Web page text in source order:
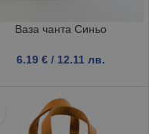
Ваза чанта Синьо
6.19€ / 12.11 лв.